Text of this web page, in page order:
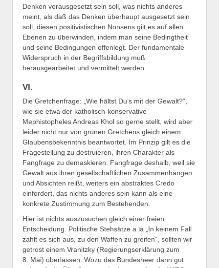
Denken vorausgesetzt sein soll, was nichts anderes
meint, als daß das Denken überhaupt ausgesetzt sein
soll, diesen positivistischen Nonsens gilt es auf allen
Ebenen zu überwinden, indem man seine Bedingtheit
und seine Bedingungen offenlegt. Der fundamentale
Widerspruch in der Begriffsbildung muß
herausgearbeitet und vermittelt werden.
VI.
Die Gretchenfrage: „Wie hältst Du’s mit der Gewalt?“,
wie sie etwa der katholisch-konservative
Mephistopheles Andreas Khol so gerne stellt, wird aber
leider nicht nur von grünen Gretchens gleich einem
Glaubensbekenntnis beantwortet. Im Prinzip gilt es die
Fragestellung zu destruieren, ihren Charakter als
Fangfrage zu demaskieren. Fangfrage deshalb, weil sie
Gewalt aus ihren gesellschaftlichen Zusammenhängen
und Absichten reißt, weiters ein abstraktes Credo
einfordert, das nichts anderes sein kann als eine
konkrete Zustimmung zum Bestehenden.
Hier ist nichts auszusuchen gleich einer freien
Entscheidung. Politische Stehsätze a la „In keinem Fall
zahlt es sich aus, zu den Waffen zu greifen“, sollten wir
getrost einem Vranitzky (Regierungserklärung zum
8. Mai) überlassen. Wozu das Bundesheer dann gut